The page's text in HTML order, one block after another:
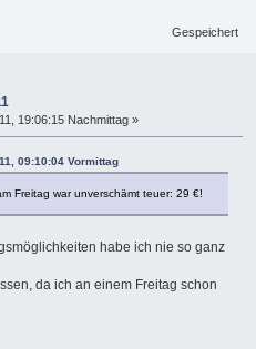
Gespeichert
19:06:15 Nachmittag »
09:10:04 Vormittag
Freitag war unverschämt teuer: 29 €!
habe ich nie so ganz
da ich an einem Freitag schon